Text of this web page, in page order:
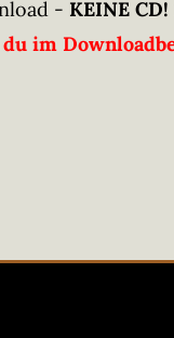
- KEINE CD!
im